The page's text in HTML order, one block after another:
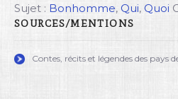
Sujet : Bonhomme, Qui, Quoi
SOURCES/MENTIONS
Contes, récits et légendes des pays